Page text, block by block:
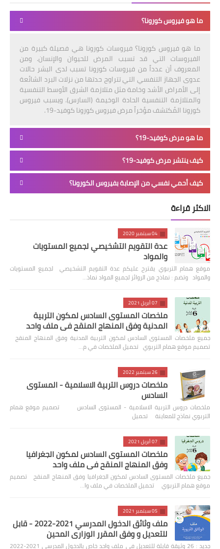
ما هو فيروس كورونا؟
ما هو فيروس كورونا؟ فيروسات كورونا هي فصيلة كبيرة من
الفيروسات التي قد تسبب المرض للحيوان والإنسان. ومن
المعروف أن عدداً من فيروسات كورونا تسبب لدى البشر حالات
عدوى الجهاز التنفسي التي تتراوح حدتها من نزلات البرد الشائعة
إلى الأمراض الأشد وخامة مثل متلازمة الشرق الأوسط التنفسية
والمتلازمة التنفسية الحادة الوخيمة (السارس). ويسبب فيروس
كورونا المُكتشف مؤخراً مرض فيروس كورونا كوفيد-19.
ما هو مرض كوفيد-19؟
كيف ينتشر مرض كوفيد-19؟
كيف أحمي نفسي من الإصابة بفيروس الكورونا؟
الاكثر قراءة
04 سبتمبر 2020
عدة التقويم التشخيصي لجميع المستويات
والمواد
موقع همام التربوي يقترح عليكم عدة التقويم التشخيصي لجميع المستويات
والمواد وتضم : نماذج من الروائز لجميع المواد نماذ…
07 أبريل 2021
ملخصات المستوى السادس لمكون التربية
المدنية وفق المنهاج المنقح في ملف واحد
جميع ملخصات المستوى السادس لمكون التربية المدنية وفق المنهاج المنقح
تصميم موقع همام التربوي تحميل الملخصات في م…
26 سبتمبر 2022
ملخصات دروس التربية الاسلامية - المستوى
السادس
ملخصات دروس التربية الاسلامية - المستوى السادس تصميم موقع همام
التربوي نماذج للمعاينة تحميل
07 أبريل 2021
ملخصات المستوى السادس لمكون الجغرافيا
وفق المنهاج المنقح في ملف واحد
جميع ملخصات المستوى السادس لمكون الجغرافيا وفق المنهاج المنقح تصميم
موقع همام التربوي تحميل الملخصات في ملف وا…
05 سبتمبر 2021
ملف وثائق الدخول المدرسي 2021-2022 - قابل
للتعديل و وفق المقرر الوزاري المحين
جديد : 26 وثيقة قابلة للتعديل في ملف واحد خاص بالدخول المدرسي 2021-2022